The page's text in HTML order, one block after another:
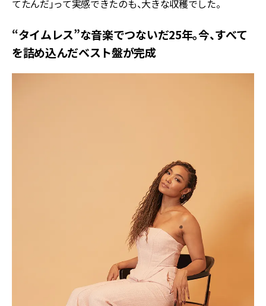
てたんだ」って実感できたのも、大きな収穫でした。
“タイムレス”な音楽でつないだ25年。今、すべて
を詰め込んだベスト盤が完成